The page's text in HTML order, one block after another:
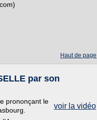
Haut de page
par son
voir la vidéo
prononçant le